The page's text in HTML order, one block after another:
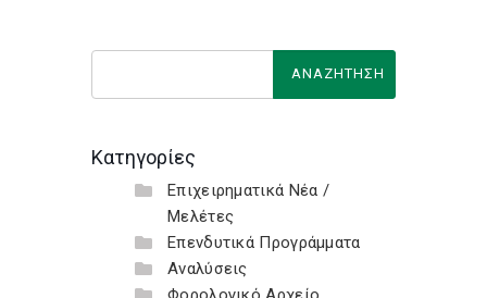
Κατηγορίες
Επιχειρηματικά Νέα /
Μελέτες
Επενδυτικά Προγράμματα
Αναλύσεις